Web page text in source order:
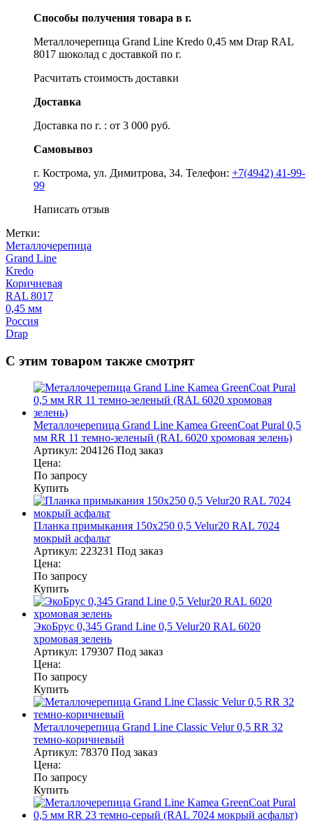
Способы получения товара в г.
Металлочерепица Grand Line Kredo 0,45 мм Drap RAL
8017 шоколад с доставкой по г.
Расчитать стоимость доставки
Доставка
Доставка по г. : от 3 000 руб.
Самовывоз
г. Кострома, ул. Димитрова, 34. Телефон: +7(4942) 41-99-
99
Написать отзыв
Метки:
Металлочерепица
Grand Line
Kredo
Коричневая
RAL 8017
0,45 мм
Россия
Drap
С этим товаром также смотрят
Металлочерепица Grand Line Kamea GreenCoat Pural 0,5
мм RR 11 темно-зеленый (RAL 6020 хромовая зелень)
Артикул: 204126 Под заказ
Цена:
По запросу
Купить
Планка примыкания 150х250 0,5 Velur20 RAL 7024
мокрый асфальт
Артикул: 223231 Под заказ
Цена:
По запросу
Купить
ЭкоБрус 0,345 Grand Line 0,5 Velur20 RAL 6020
хромовая зелень
Артикул: 179307 Под заказ
Цена:
По запросу
Купить
Металлочерепица Grand Line Classic Velur 0,5 RR 32
темно-коричневый
Артикул: 78370 Под заказ
Цена:
По запросу
Купить